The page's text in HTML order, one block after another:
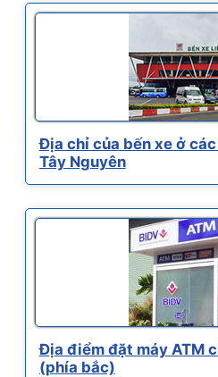
Địa chỉ của bến xe ở
Tây Nguyên
Địa điểm đặt máy ATM
(phía bắc)